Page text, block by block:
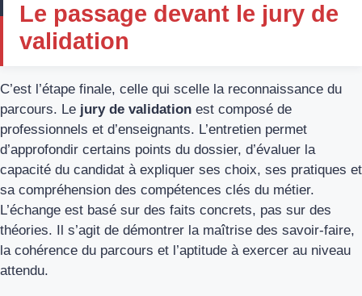
Le passage devant le jury de
validation
C’est l’étape finale, celle qui scelle la reconnaissance du
parcours. Le jury de validation est composé de
professionnels et d’enseignants. L’entretien permet
d’approfondir certains points du dossier, d’évaluer la
capacité du candidat à expliquer ses choix, ses pratiques et
sa compréhension des compétences clés du métier.
L’échange est basé sur des faits concrets, pas sur des
théories. Il s’agit de démontrer la maîtrise des savoir-faire,
la cohérence du parcours et l’aptitude à exercer au niveau
attendu.